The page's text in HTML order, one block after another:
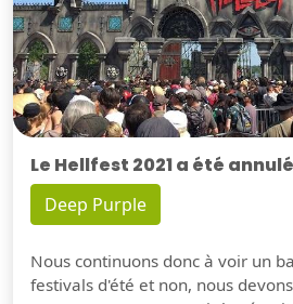
Le Hellfest 2021 a été annulé
Deep Purple
Nous continuons donc à voir un
festivals d'été et non, nous